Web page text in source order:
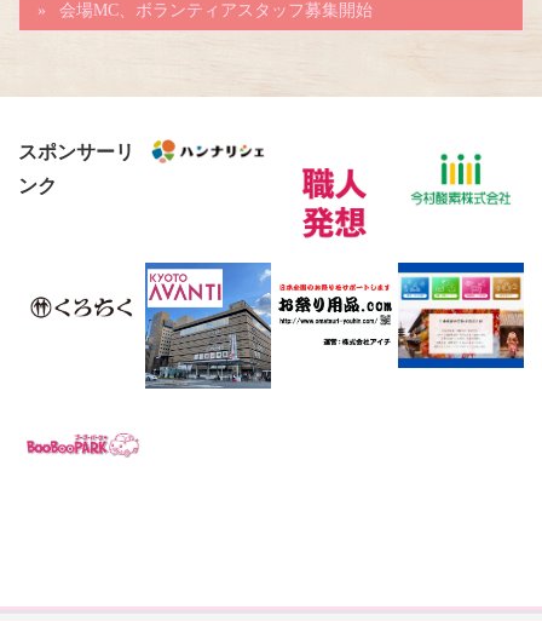
会場MC、ボランティアスタッフ募集開始
スポンサーリ
ンク